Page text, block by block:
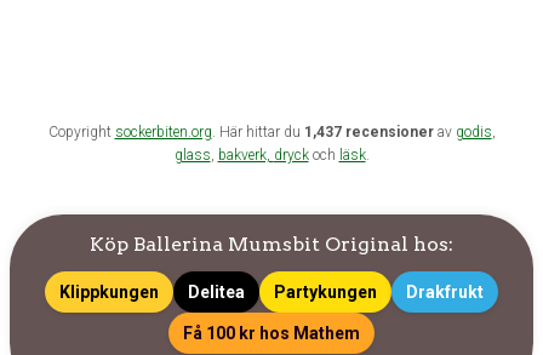
Köp Ballerina Mumsbit Original hos:
Klippkungen Delitea Partykungen Drakfrukt
Få 100 kr hos Mathem
Copyright sockerbiten.org . Här hittar du 1,437 recensionerav godis
glass bakverk, dryckoch läsk.